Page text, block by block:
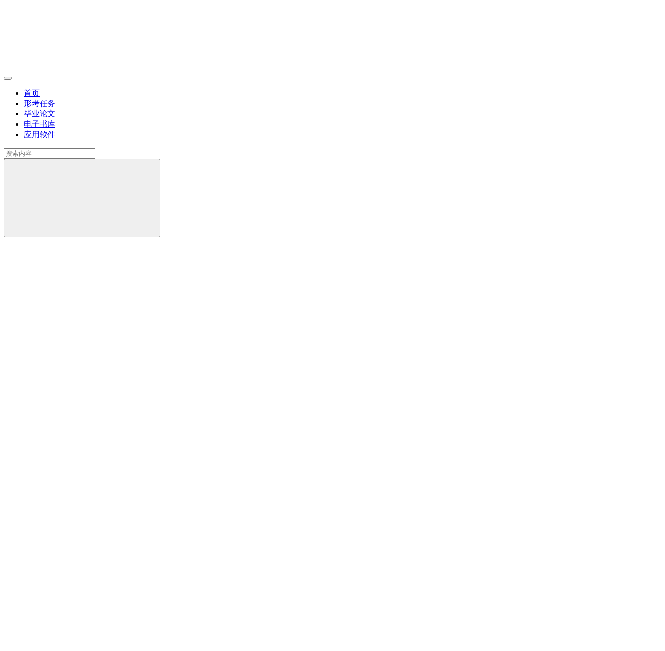
首页
形考任务
毕业论文
电子书库
应用软件